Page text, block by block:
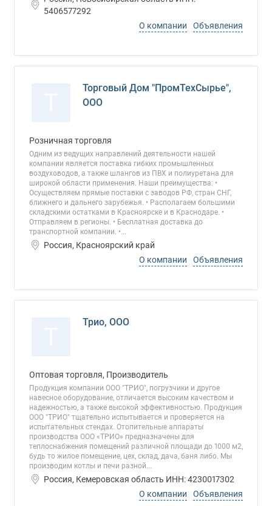
5406577292
О компании
Объявления
Торговый Дом "ПромТехСырье",
ООО
Розничная торговля
Одним из ведущих направлений деятельности нашей
компании является поставка гибких промышленных
воздуховодов, а также шлангов из ПВХ и полиуретана для
широкой области применения. Наши преимущества: •
Осуществляем прямые поставки с заводов РФ, стран СНГ,
ближнего и дальнего зарубежья. • Располагаем большими
складскими остатками в Красноярске и в Краснодаре. •
Отправляем в регионы. • Бесплатная доставка до
транспортной компании. •...
Россия, Красноярский край
О компании
Объявления
Трио, ООО
Оптовая торговля, Производитель
Продукция компании ООО "ТРИО", погрузчики и другое
навесное оборудование, отличается высоким качеством и
надежностью, а также высокой эффективностью. Продукция
ООО "ТРИО" тщательно испытывается и проверяется на
испытательных стендах. Отопительные аппараты
производства ООО «ТРИО» предназначены для
теплоснабжения помещений различной площади до 1000 м2,
будь то жилое помещение, цех, склад, дача, баня либо. Мы
производим котлы и печи разной...
Россия, Кемеровская область ИНН: 4230017302
О компании
Объявления